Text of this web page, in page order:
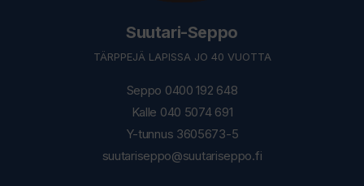
Suutari-Seppo
TÄRPPEJÄ LAPISSA JO 40 VUOTTA
Seppo 0400 192 648
Kalle 040 5074 691
Y-tunnus 3605673-5
suutariseppo@suutariseppo.fi